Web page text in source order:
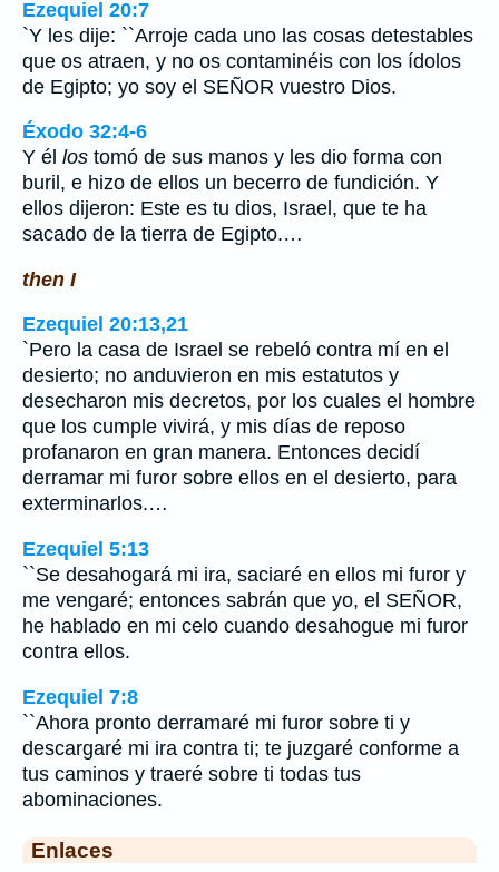
Ezequiel 20:7
`Y les dije: ``Arroje cada uno las cosas detestables
que os atraen, y no os contaminéis con los ídolos
de Egipto; yo soy el SEÑOR vuestro Dios.
Éxodo 32:4-6
Y él los tomó de sus manos y les dio forma con
buril, e hizo de ellos un becerro de fundición. Y
ellos dijeron: Este es tu dios, Israel, que te ha
sacado de la tierra de Egipto.…
then I
Ezequiel 20:13,21
`Pero la casa de Israel se rebeló contra mí en el
desierto; no anduvieron en mis estatutos y
desecharon mis decretos, por los cuales el hombre
que los cumple vivirá, y mis días de reposo
profanaron en gran manera. Entonces decidí
derramar mi furor sobre ellos en el desierto, para
exterminarlos.…
Ezequiel 5:13
``Se desahogará mi ira, saciaré en ellos mi furor y
me vengaré; entonces sabrán que yo, el SEÑOR,
he hablado en mi celo cuando desahogue mi furor
contra ellos.
Ezequiel 7:8
``Ahora pronto derramaré mi furor sobre ti y
descargaré mi ira contra ti; te juzgaré conforme a
tus caminos y traeré sobre ti todas tus
abominaciones.
Enlaces